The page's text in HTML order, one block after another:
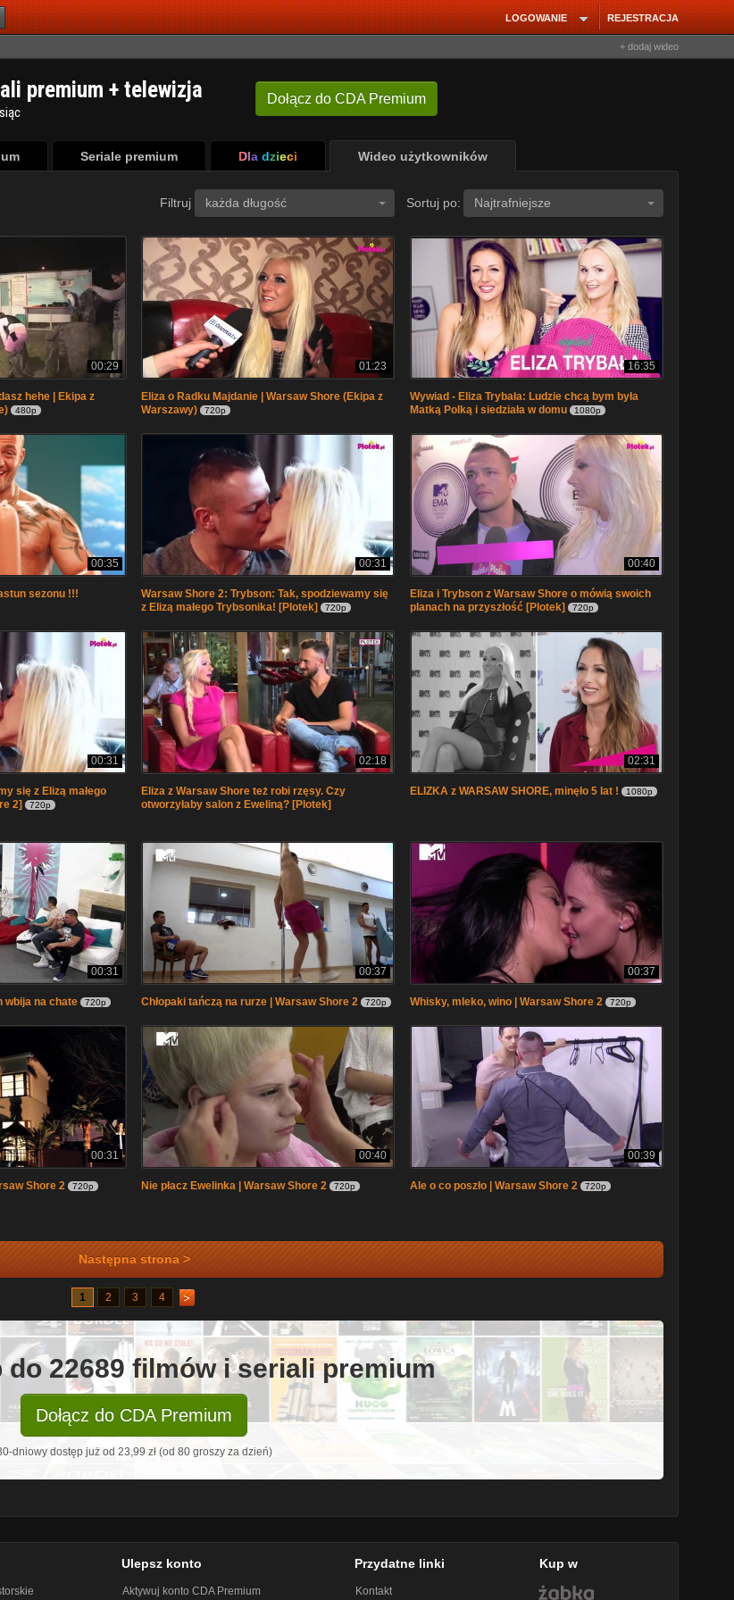
REJESTRACJA
LOGOWANIE
+ dodaj wideo
Dołącz do CDA Premium
premium + telewizja
Seriale premium Dla dzieci Wideo użytkowników
Filtruj każda długość Sortuj po: Najtrafniejsze
00:29
hehe | Ekipa z
480p
01:23
Eliza o Radku Majdanie | Warsaw Shore (Ekipa z
Warszawy)
720p
16:35
Wywiad - Eliza Trybała: Ludzie chcą bym była
Matką Polką i siedziała w domu
1080p
00:35
sezonu !!!
00:31
Warsaw Shore 2: Trybson: Tak, spodziewamy się
z Elizą małego Trybsonika! [Plotek]
720p
00:40
Eliza i Trybson z Warsaw Shore o mówią swoich
planach na przyszłość [Plotek]
720p
00:31
się z Elizą małego
2]
720p
02:18
Eliza z Warsaw Shore też robi rzęsy. Czy
otworzyłaby salon z Eweliną? [Plotek]
02:31
ELIZKA z WARSAW SHORE, minęło 5 lat ! 1080p
00:31
wbija na chate 720p
00:37
Chłopaki tańczą na rurze | Warsaw Shore 2 720p
00:37
Whisky, mleko, wino | Warsaw Shore 2 720p
00:31
Shore 2 720p
00:40
Nie płacz Ewelinka | Warsaw Shore 2 720p
00:39
Ale o co poszło | Warsaw Shore 2 720p
Następna strona >
1 2 3 4
do 22689 filmów i seriali premium
Dołącz do CDA Premium
dniowy dostęp już od 23,99 zł (od 80 groszy za dzień)
Ulepsz konto
Aktywuj konto CDA Premium
Przydatne linki
Kontakt
Kup w